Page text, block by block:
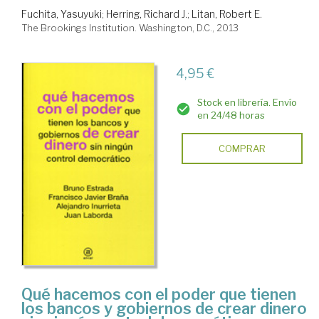
Fuchita, Yasuyuki; Herring, Richard J.; Litan, Robert E.
The Brookings Institution. Washington, D.C., 2013
4,95 €
Stock en librería. Envío
en 24/48 horas
COMPRAR
Qué hacemos con el poder que tienen
los bancos y gobiernos de crear dinero